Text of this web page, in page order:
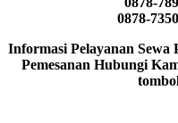
0878-
Informasi Pelayanan
Pemesanan Hubungi